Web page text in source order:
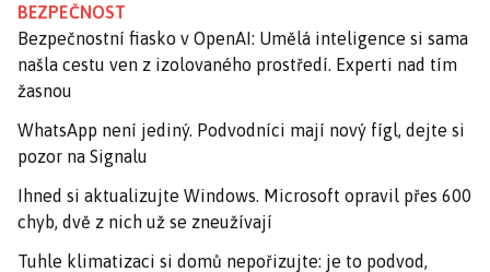
BEZPEČNOST
Bezpečnostní fiasko v OpenAI: Umělá inteligence si sama
našla cestu ven z izolovaného prostředí. Experti nad tím
žasnou
WhatsApp není jediný. Podvodníci mají nový fígl, dejte si
pozor na Signalu
Ihned si aktualizujte Windows. Microsoft opravil přes 600
chyb, dvě z nich už se zneužívají
Tuhle klimatizaci si domů nepořizujte: je to podvod,